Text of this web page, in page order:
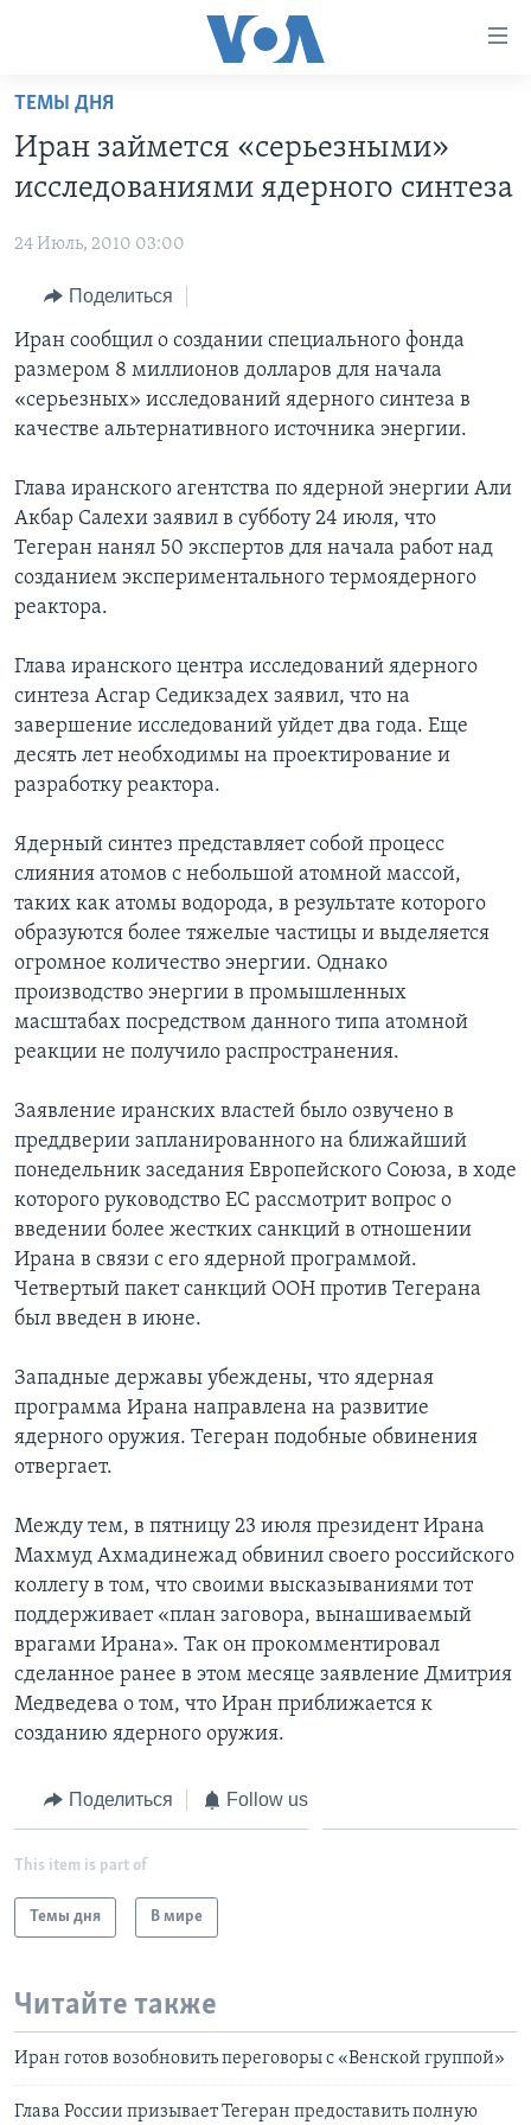
Перейти
основной
контент
навигации
Перейти
поиск
ПРОГРАММЫ
НОВОСТИ ЗА МИНУТУ
ИТОГИ
ПОЧЕМУ ЭТО ВАЖНО?
ДИСКУССИЯ VOA
ДЕТАЛИ
АМЕРИКА. БОЛЬШОЕ ПУТЕШЕСТВИЕ
УЧИМ АНГЛИЙСКИЙ
НАША АМЕРИКАНСКАЯ ИСТОРИЯ
А КАК В АМЕРИКЕ?
АРТЕФАКТЫ
АМЕРИКАНСКИЕ ГОРОДКИ
ЭКСПЕРТИЗА
ИНТЕРВЬЮ
ФАКТЫ ПРОТИВ ФЕЙКОВ
ЗА СВОБОДУ ПРЕССЫ
УЧИМ АНГЛИЙСКИЙ
ПОДПИСКА НА НОВОСТИ
Learning English
Языки
ТЕМЫ ДНЯ
Иран займется «серьезными»
исследованиями ядерного синтеза
24 Июль, 2010 03:00
Поделиться
Иран сообщил о создании специального фонда
размером 8 миллионов долларов для начала
«серьезных» исследований ядерного синтеза в
качестве альтернативного источника энергии.
Глава иранского агентства по ядерной энергии Али
Акбар Салехи заявил в субботу 24 июля, что
Тегеран нанял 50 экспертов для начала работ над
созданием экспериментального термоядерного
реактора.
Глава иранского центра исследований ядерного
синтеза Асгар Седикзадех заявил, что на
завершение исследований уйдет два года. Еще
десять лет необходимы на проектирование и
разработку реактора.
Ядерный синтез представляет собой процесс
слияния атомов с небольшой атомной массой,
таких как атомы водорода, в результате которого
образуются более тяжелые частицы и выделяется
огромное количество энергии. Однако
производство энергии в промышленных
масштабах посредством данного типа атомной
реакции не получило распространения.
Заявление иранских властей было озвучено в
преддверии запланированного на ближайший
понедельник заседания Европейского Союза, в ходе
которого руководство ЕС рассмотрит вопрос о
введении более жестких санкций в отношении
Ирана в связи с его ядерной программой.
Четвертый пакет санкций ООН против Тегерана
был введен в июне.
Западные державы убеждены, что ядерная
программа Ирана направлена на развитие
ядерного оружия. Тегеран подобные обвинения
отвергает.
Между тем, в пятницу 23 июля президент Ирана
Махмуд Ахмадинежад обвинил своего российского
коллегу в том, что своими высказываниями тот
поддерживает «план заговора, вынашиваемый
врагами Ирана». Так он прокомментировал
сделанное ранее в этом месяце заявление Дмитрия
Медведева о том, что Иран приближается к
созданию ядерного оружия.
Поделиться Follow us
This item is part of
Темы дня В мире
Читайте также
Иран готов возобновить переговоры с «Венской группой»
Глава России призывает Тегеран предоставить полную